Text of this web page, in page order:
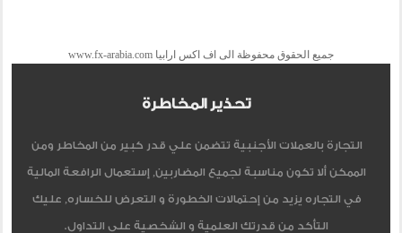
جميع الحقوق محفوظة الى اف اكس ارابيا www.fx-arabia.com
تحذير المخاطرة
التجارة بالعملات الأجنبية تتضمن علي قدر كبير من المخاطر ومن
الممكن ألا تكون مناسبة لجميع المضاربين, إستعمال الرافعة المالية
في التجاره يزيد من إحتمالات الخطورة و التعرض للخساره, عليك
التأكد من قدرتك العلمية و الشخصية على التداول.